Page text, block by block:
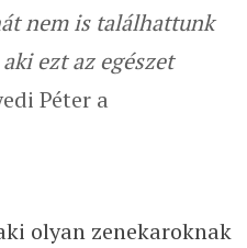
nem is találhattunk
ezt az egészet
Péter a
olyan zenekaroknak